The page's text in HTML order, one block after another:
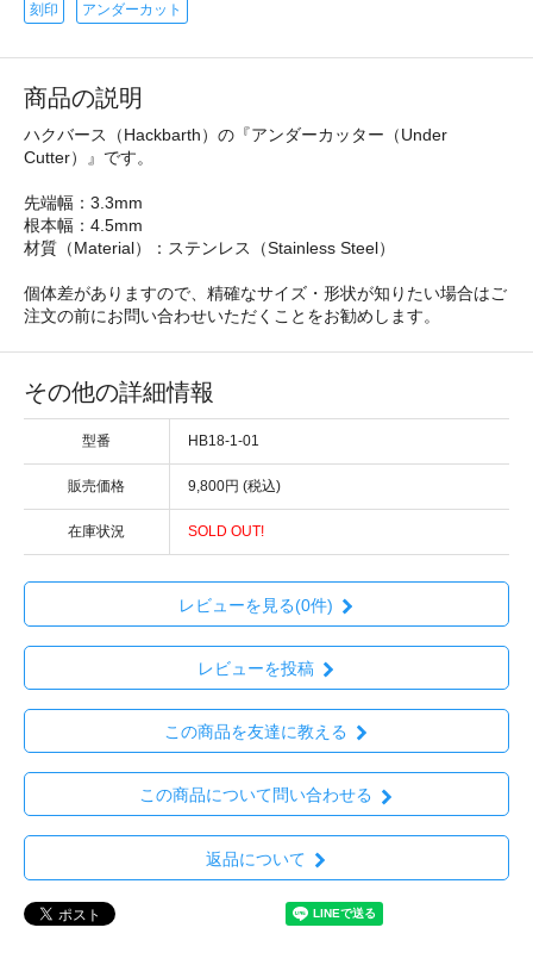
刻印 アンダーカット
商品の説明
ハクバース（Hackbarth）の『アンダーカッター（Under
Cutter）』です。
先端幅：3.3mm
根本幅：4.5mm
材質（Material）：ステンレス（Stainless Steel）
個体差がありますので、精確なサイズ・形状が知りたい場合はご
注文の前にお問い合わせいただくことをお勧めします。
その他の詳細情報
型番 HB18-1-01
販売価格 9,800円 (税込)
在庫状況 SOLD OUT!
レビューを見る(0件)
レビューを投稿
この商品を友達に教える
この商品について問い合わせる
返品について